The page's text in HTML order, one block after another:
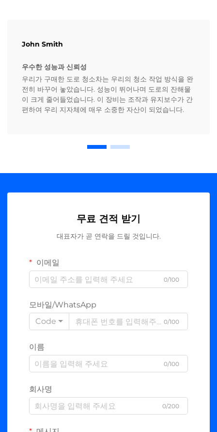
John Smith
우수한 성능과 신뢰성
우리가 구매한 도로 청소차는 우리의 청소 작업 방식을 완
전히 바꾸어 놓았습니다. 성능이 뛰어나며 도로의 잔해물
이 크게 줄어들었습니다. 이 장비는 조작과 유지보수가 간
편하여 우리 지자체에 매우 소중한 자산이 되었습니다.
무료 견적 받기
대표자가 곧 연락을 드릴 것입니다.
이메일
0/100
모바일/WhatsApp
Code
0/100
이름
0/100
회사명
0/200